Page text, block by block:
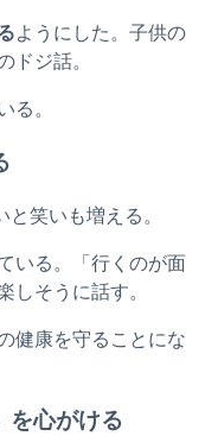
ようにした。子供の
ジ話。
。
笑いも増える。
いる。「行くのが面
そうに話す。
健康を守ることにな
を心がける